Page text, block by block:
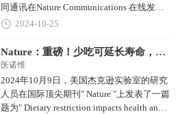
同通讯在Nature Communications 在线发表
题为“Inorganic nitrogen inhibits symbiotic
NRAMP2-mediated iron delivery in soybean
nodules”的研究论文，该研究结果揭示了大
豆通过铁分配响应波动的无机氮条件来调节
SNF效率的合理机制，为优化豆科农业系统
的氮和铁管
2024-10-25
Nature：重磅！少吃可延长寿命，但通过少吃来减肥，可能会缩短寿命
医诺维
2024年10月9日，美国杰克逊实验室的研究
人员在国际顶尖期刊" Nature "上发表了一篇
题为" Dietary restriction impacts health and